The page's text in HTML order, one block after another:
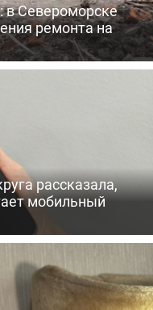
в Североморске
ремонта на
рассказала,
мобильный